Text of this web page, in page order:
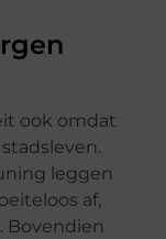
ook omdat
leggen
af,
Bovendien